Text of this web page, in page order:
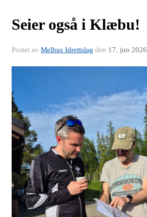
Seier også i Klæbu!
Postet av Melhus Idrettslag den 17. jun 2026